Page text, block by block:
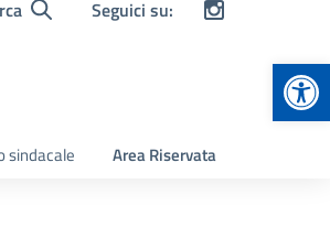
Seguici su:
sindacale Area Riservata